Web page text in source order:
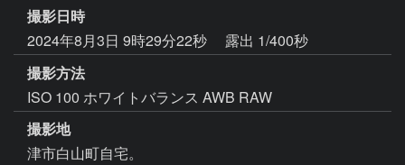
撮影日時
2024年8月3日 9時29分22秒
露出 1/400秒
撮影方法
ISO 100 ホワイトバランス AWB RAW
撮影地
津市白山町自宅。